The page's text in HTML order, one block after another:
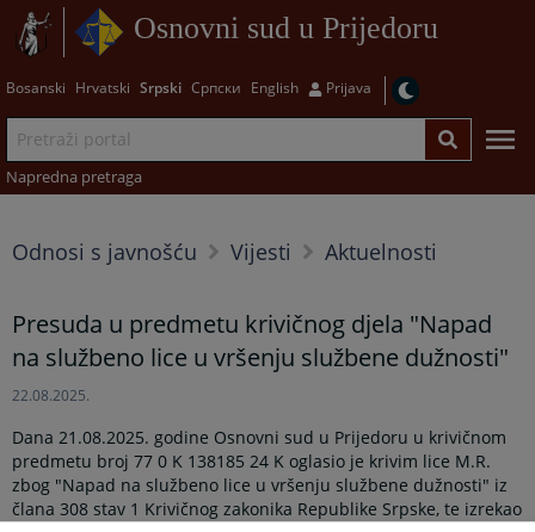
Osnovni sud u Prijedoru
Bosanski Hrvatski Srpski Српски English Prijava
Napredna pretraga
Odnosi s javnošću Vijesti Aktuelnosti
Presuda u predmetu krivičnog djela "Napad
na službeno lice u vršenju službene dužnosti"
22.08.2025.
Dana 21.08.2025. godine Osnovni sud u Prijedoru u krivičnom
predmetu broj 77 0 K 138185 24 K oglasio je krivim lice M.R.
zbog "Napad na službeno lice u vršenju službene dužnosti" iz
člana 308 stav 1 Krivičnog zakonika Republike Srpske, te izrekao